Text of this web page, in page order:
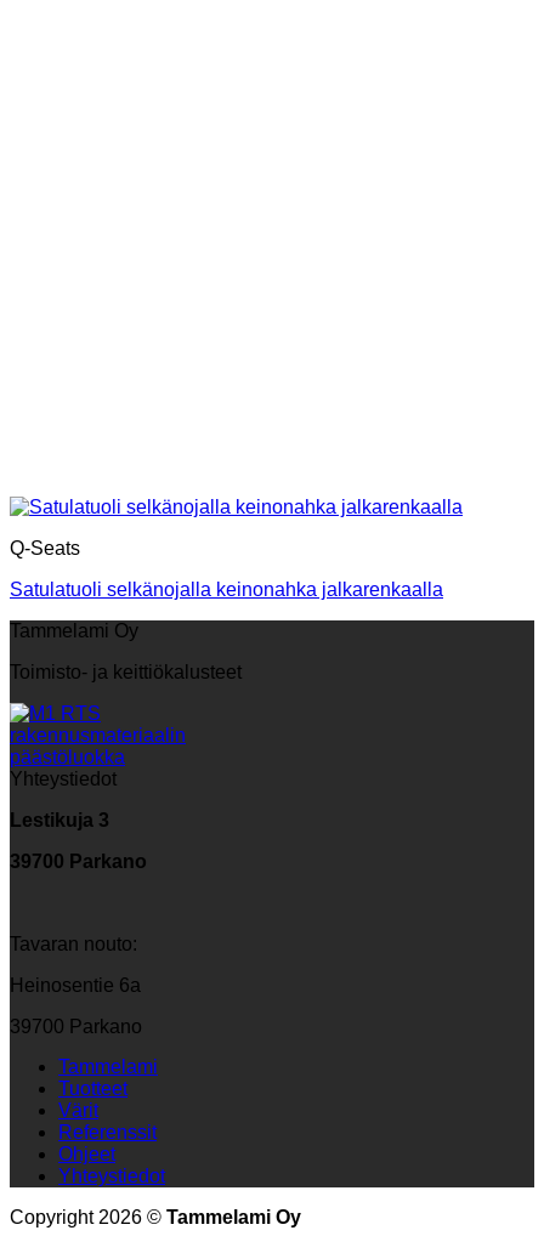
Q-Seats
Satulatuoli selkänojalla keinonahka jalkarenkaalla
Tammelami Oy
Toimisto- ja keittiökalusteet
Yhteystiedot
Lestikuja 3
39700 Parkano
Tavaran nouto:
Heinosentie 6a
39700 Parkano
Tammelami
Tuotteet
Värit
Referenssit
Ohjeet
Yhteystiedot
Copyright 2026 © Tammelami Oy